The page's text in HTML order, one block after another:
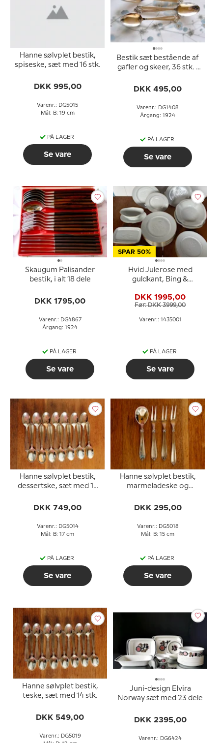
Hanne sølvplet bestik,
spiseske, sæt med 16 stk.
DKK 995,00
Varenr.: DG5015
Mål: B: 19 cm
PÅ LAGER
Se vare
Bestik sæt bestående af
gafler og skeer, 36 stk. i
DKK 495,00
Varenr.: DG1408
Årgang: 1924
PÅ LAGER
Se vare
Skaugum Palisander
bestik, i alt 18 dele
DKK 1795,00
Varenr.: DG4867
Årgang: 1924
PÅ LAGER
Se vare
SPAR 50%
Hvid Julerose med
guldkant, Bing &
DKK 1995,00
Før: DKK 3999,00
Varenr.: 1435001
PÅ LAGER
Se vare
Hanne sølvplet bestik,
dessertske, sæt med 14
DKK 749,00
Varenr.: DG5014
Mål: B: 17 cm
PÅ LAGER
Se vare
Hanne sølvplet bestik,
marmeladeske og
DKK 295,00
Varenr.: DG5018
Mål: B: 15 cm
PÅ LAGER
Se vare
Hanne sølvplet bestik,
teske, sæt med 14 stk.
DKK 549,00
Varenr.: DG5019
Juni-design Elvira
Norway sæt med 23 dele
DKK 2395,00
Varenr.: DG6424